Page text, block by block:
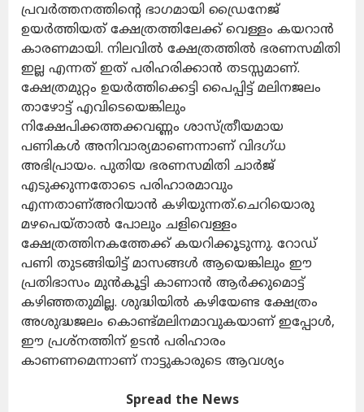
പ്രവർത്തനത്തിന്റെ ഭാഗമായി ഡ്രൈനേജ്
ഉയർത്തിയത് ക്ഷേത്രത്തിലേക്ക് വെള്ളം കയറാൻ
കാരണമായി. നിലവിൽ ക്ഷേത്രത്തിൽ ഭരണസമിതി
ഇല്ല എന്നത് ഇത് പരിഹരിക്കാൻ തടസ്സമാണ്.
ക്ഷേത്രമുറ്റം ഉയർത്തിക്കെട്ടി പൈപ്പിട്ട് മലിനജലം
താഴോട്ട് എവിടെയെങ്കിലും
നിക്ഷേപിക്കത്തക്കവണ്ണം ശാസ്ത്രീയമായ
പണികൾ അനിവാര്യമാണെന്നാണ് വിദഗ്ധ
അഭിപ്രായം. പുതിയ ഭരണസമിതി ചാർജ്
എടുക്കുന്നതോടെ പരിഹാരമാവും
എന്നതാണ്അറിയാൻ കഴിയുന്നത്.ചെറിയൊരു
മഴപെയ്താൽ പോലും ചളിവെള്ളം
ക്ഷേത്രത്തിനകത്തേക്ക് കയറിക്കൂടുന്നു. റോഡ്
പണി തുടങ്ങിയിട്ട് മാസങ്ങൾ ആയെങ്കിലും ഈ
പ്രതിഭാസം മുൻകൂട്ടി കാണാൻ ആർക്കുമൊട്ട്
കഴിഞ്ഞതുമില്ല. ശുദ്ധിയിൽ കഴിയേണ്ട ക്ഷേത്രം
അശുദ്ധജലം കൊണ്ട്മലിനമാവുകയാണ് ഇപ്പോൾ,
ഈ പ്രശ്നത്തിന് ഉടൻ പരിഹാരം
കാണണമെന്നാണ് നാട്ടുകാരുടെ ആവശ്യം
Spread the News